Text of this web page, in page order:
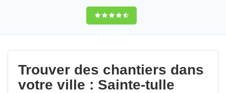
9,5(100%)64
votes
Trouver des chantiers dans
votre ville : Sainte-tulle